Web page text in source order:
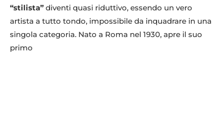
“stilista” diventi quasi riduttivo, essendo un vero
artista a tutto tondo, impossibile da inquadrare in una
singola categoria. Nato a Roma nel 1930, apre il suo
primo